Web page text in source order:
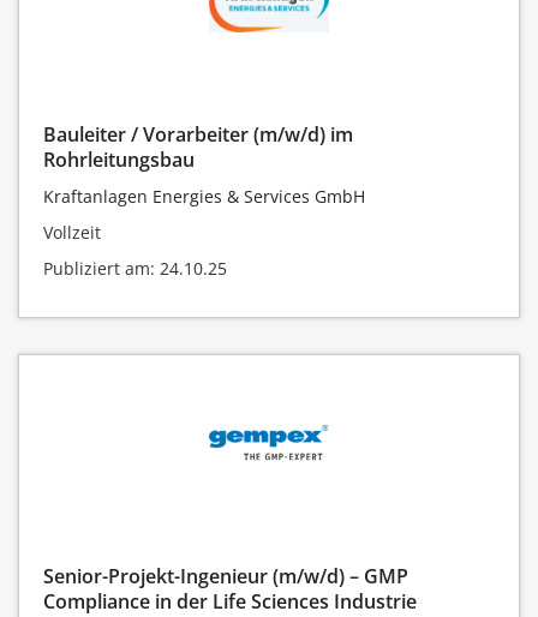
Bauleiter / Vorarbeiter (m/w/d) im
Rohrleitungsbau
Kraftanlagen Energies & Services GmbH
Vollzeit
Publiziert am: 24.10.25
Senior-Projekt-Ingenieur (m/w/d) – GMP
Compliance in der Life Sciences Industrie